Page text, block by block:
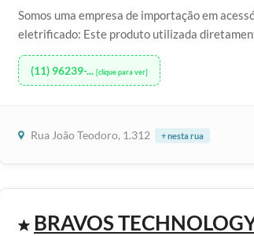
Somos uma empresa de importação em
eletrificado: Este produto utilizada
(11) 96239-... [clique para ver]
Rua João Teodoro, 1.312 + nesta rua
BRAVOS